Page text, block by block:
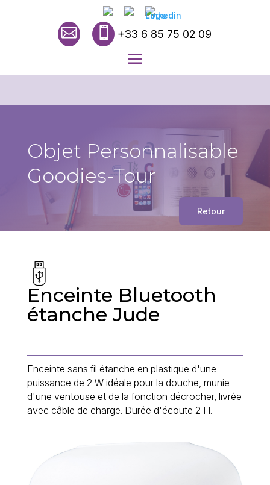
  +33 6 85 75 02 09
Objet Personnalisable
Goodies-Tour
Retour
Enceinte Bluetooth
étanche Jude
Enceinte sans fil étanche en plastique d'une
puissance de 2 W idéale pour la douche, munie
d'une ventouse et de la fonction décrocher, livrée
avec câble de charge. Durée d'écoute 2 H.